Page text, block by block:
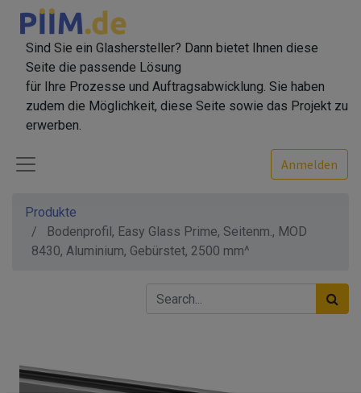
Sind Sie ein Glashersteller? Dann bietet Ihnen diese
Seite die passende Lösung
für Ihre Prozesse und Auftragsabwicklung. Sie haben
zudem die Möglichkeit, diese Seite sowie das Projekt zu
erwerben.
Anmelden
Produkte
Bodenprofil, Easy Glass Prime, Seitenm., MOD
8430, Aluminium, Gebürstet, 2500 mm^